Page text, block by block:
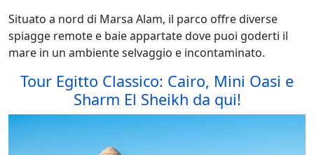
Situato a nord di Marsa Alam, il parco offre diverse
spiagge remote e baie appartate dove puoi goderti il
mare in un ambiente selvaggio e incontaminato.
Tour Egitto Classico: Cairo, Mini Oasi e
Sharm El Sheikh da qui!